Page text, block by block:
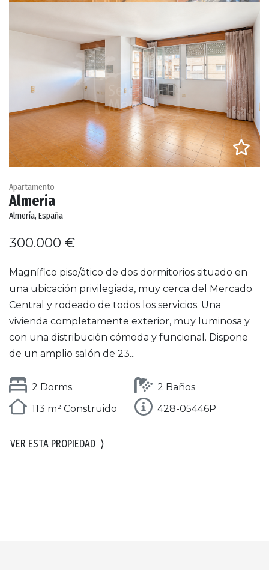
Apartamento
Almeria
Almería, España
300.000 €
Magnífico piso/ático de dos dormitorios situado en
una ubicación privilegiada, muy cerca del Mercado
Central y rodeado de todos los servicios. Una
vivienda completamente exterior, muy luminosa y
con una distribución cómoda y funcional. Dispone
de un amplio salón de 23...
2 Dorms.
2 Baños
113 m² Construido
428-05446P
VER ESTA PROPIEDAD ⟩